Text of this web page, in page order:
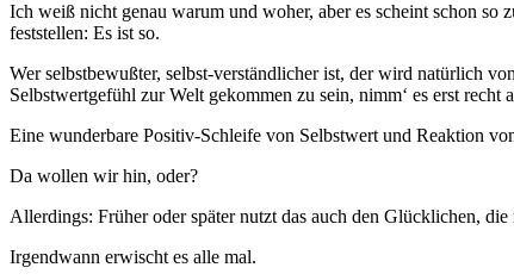
Ich weiß nicht genau warum und woher, aber es scheint schon so
feststellen: Es ist so.
Wer selbstbewußter, selbst-verständlicher ist, der wird natürlich
Selbstwertgefühl zur Welt gekommen zu sein, nimm‘ es erst recht
Eine wunderbare Positiv-Schleife von Selbstwert und Reaktion
Da wollen wir hin, oder?
Allerdings: Früher oder später nutzt das auch den Glücklichen,
Irgendwann erwischt es alle mal.